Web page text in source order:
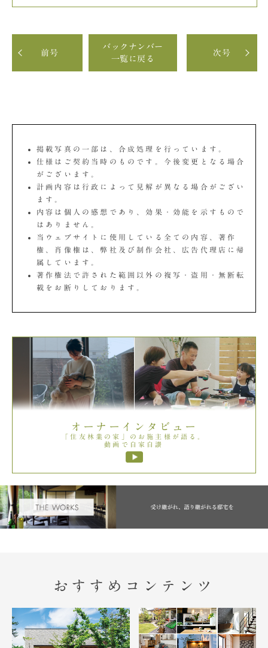
前号
バックナンバー
一覧に戻る
次号
掲載写真の一部は、合成処理を行っています。
仕様はご契約当時のものです。今後変更となる場合
がございます。
計画内容は行政によって見解が異なる場合がござい
ます。
内容は個人の感想であり、効果・効能を示すもので
はありません。
当ウェブサイトに使用している全ての内容、著作
権、肖像権は、弊社及び制作会社、広告代理店に帰
属しています。
著作権法で許された範囲以外の複写・盗用・無断転
載をお断りしております。
オーナーインタビュー
「住友林業の家」のお施主様が語る。
動画で自家自讃
おすすめコンテンツ